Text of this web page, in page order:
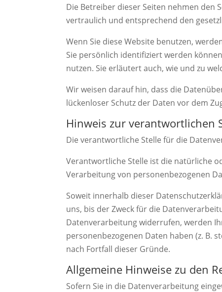
Die Betreiber dieser Seiten nehmen den
vertraulich und entsprechend den
Wenn Sie diese Website benutzen,
Sie persönlich identifiziert werden
nutzen. Sie erläutert auch, wie und zu
Wir weisen darauf hin, dass die
lückenloser Schutz der Daten vor dem
Hinweis zur verantwortlichen
Die verantwortliche Stelle für die
Verantwortliche Stelle ist die natürliche
Verarbeitung von personenbezogenen
Soweit innerhalb dieser
uns, bis der Zweck für die
Datenverarbeitung widerrufen, werden
personenbezogenen Daten haben (z. B.
nach Fortfall dieser Gründe.
Allgemeine Hinweise zu den
Sofern Sie in die Datenverarbeitung